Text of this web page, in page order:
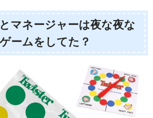
マネージャーは夜な夜な
ームをしてた？